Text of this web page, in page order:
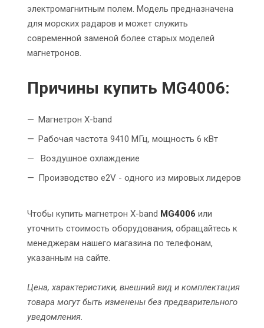
электромагнитным полем. Модель предназначена
для морских радаров и может служить
современной заменой более старых моделей
магнетронов.
Причины купить MG4006:
Магнетрон X-band
Рабочая частота 9410 МГц, мощность 6 кВт
Воздушное охлаждение
Производство e2V - одного из мировых лидеров
Чтобы купить магнетрон X-band MG4006 или
уточнить стоимость оборудования, обращайтесь к
менеджерам нашего магазина по телефонам,
указанным на сайте.
Цена, характеристики, внешний вид и комплектация
товара могут быть изменены без предварительного
уведомления.